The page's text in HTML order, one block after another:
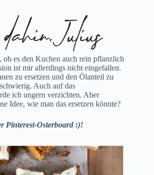
ob es den Kuchen auch rein pflanzlich
ist mir allerdings nicht eingefallen.
zu ersetzen und den Ölanteil zu
Auch auf das
ich ungern verzichten. Aber
Idee, wie man das ersetzen könnte?
Pinterest-Osterboard :)!